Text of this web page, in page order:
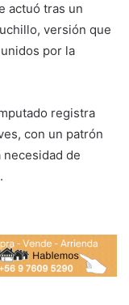
actuó tras un
versión que
por la
registra
con un patrón
de